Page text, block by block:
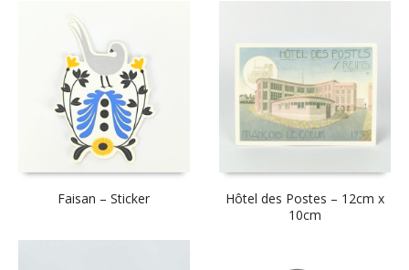
Faisan – Sticker
Hôtel des Postes – 12cm x
10cm